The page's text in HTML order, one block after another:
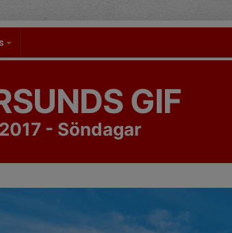
GIF
- Söndagar